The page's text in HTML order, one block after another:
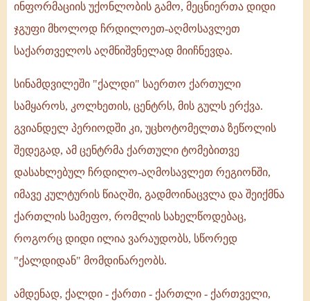
ინფორმაციის უქონლობის გამო, მეცნიერთა დიდი
ჯგუფი მხოლოდ ჩრდილოეთ-აღმოსავლეთ
საქართველოს აღმნიშვნელად მიიჩნევდა.
სინამდვილეში "ქალდი" საერთო ქართული
სამყაროს, კოლხეთის, ცენტრს, მის გულს ერქვა.
გვიანდელ პერიოდში კი, უცხოტომელთა ზეწოლის
შედეგად, ამ ცენტრმა ქართული ტომებითვე
დასახლებულ ჩრდილო-აღმოსავლეთ რეგიონში,
იმავე კულტურის წიაღში, გადმოინაცვლა და შეიქმნა
ქართლის სამეფო, რომლის სახელწოდებაც,
როგორც დიდი ილია ვარაუდობს, სწორედ
"ქალდიდან" მომდინარეობს.
ამდენად, ქალდი - ქართი - ქართლი - ქართველი,